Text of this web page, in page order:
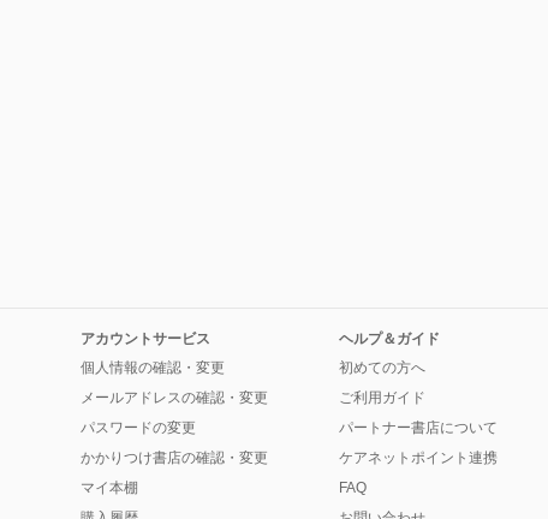
アカウントサービス
個人情報の確認・変更
メールアドレスの確認・変更
パスワードの変更
かかりつけ書店の確認・変更
マイ本棚
ヘルプ＆ガイド
初めての方へ
ご利用ガイド
パートナー書店について
ケアネットポイント連携
FAQ